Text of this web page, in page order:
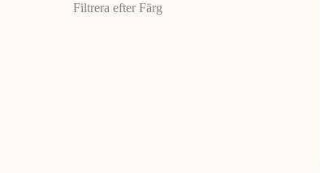
Filtrera efter Färg